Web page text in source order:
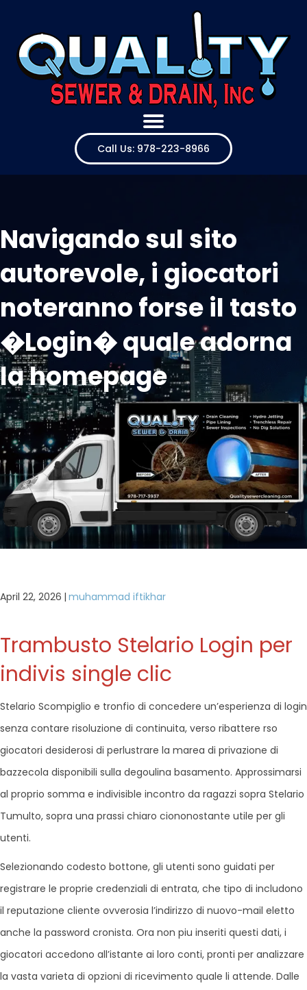
Call Us: 978-223-8966
Navigando sul sito
autorevole, i giocatori
noteranno forse il tasto
�Login� quale adorna
la homepage
April 22, 2026 | muhammad iftikhar
Trambusto Stelario Login per
indivis single clic
Stelario Scompiglio e tronfio di concedere un’esperienza di login
senza contare risoluzione di continuita, verso ribattere rso
giocatori desiderosi di perlustrare la marea di privazione di
bazzecola disponibili sulla degoulina basamento. Approssimarsi
al proprio somma e indivisible incontro da ragazzi sopra Stelario
Tumulto, sopra una prassi chiaro ciononostante utile per gli
utenti.
Selezionando codesto bottone, gli utenti sono guidati per
registrare le proprie credenziali di entrata, che tipo di includono
il reputazione cliente ovverosia l’indirizzo di nuovo-mail eletto
anche la password cronista. Ora non piu inseriti questi dati, i
giocatori accedono all’istante ai loro conti, pronti per analizzare
la vasta varieta di opzioni di ricevimento quale li attende. Dalle